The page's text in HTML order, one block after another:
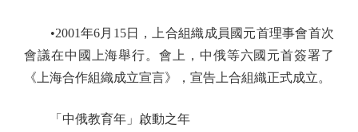
•2001年6月15日，上合組織成員國元首理事會首次
會議在中國上海舉行。會上，中俄等六國元首簽署了
《上海合作組織成立宣言》，宣告上合組織正式成立。
「中俄教育年」啟動之年